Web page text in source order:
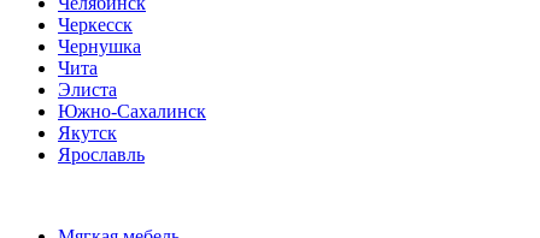
Черкесск
Чернушка
Чита
Элиста
Южно-Сахалинск
Якутск
Ярославль